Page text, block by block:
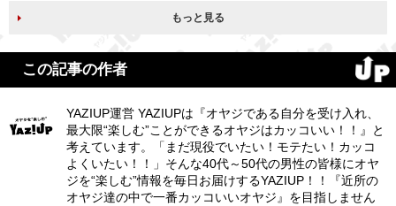
もっと見る
この記事の作者
YAZIUP運営 YAZIUPは『オヤジである自分を受け入れ、
最大限“楽しむ”ことができるオヤジはカッコいい！！』と
考えています。「まだ現役でいたい！モテたい！カッコ
よくいたい！！」そんな40代～50代の男性の皆様にオヤ
ジを“楽しむ”情報を毎日お届けするYAZIUP！！『近所の
オヤジ達の中で一番カッコいいオヤジ』を目指しません